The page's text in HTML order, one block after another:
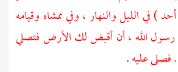
) في الليل والنهار ، وفي ممشاه وقيامه
الله ، أن أقبض لك الأرض فتصلي
عليه.